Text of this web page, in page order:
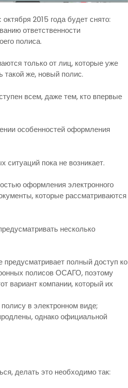
2015 года будет снято:
ответственности
полиса.
только от лиц, которые уже
такой же, новый полис.
всем, даже тем, кто впервые
особенностей оформления
ситуаций пока не возникает.
оформления электронного
которые рассматриваются
несколько
предусматривает полный доступ ко
полисов ОСАГО, поэтому
вариант компании, который их
в электронном виде;
однако официальной
делать это необходимо так: